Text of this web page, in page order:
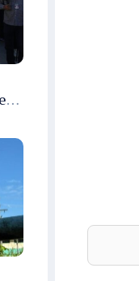
Governador Roberto Cidade entrega readequação do ambulatório da FCecon e amplia capacidade de atendimento oncológico em Manaus